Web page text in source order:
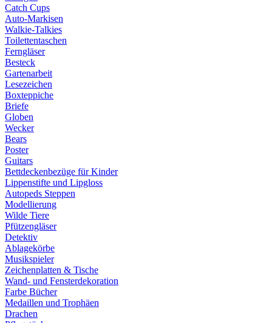
Catch Cups
Auto-Markisen
Walkie-Talkies
Toilettentaschen
Ferngläser
Besteck
Gartenarbeit
Lesezeichen
Boxteppiche
Briefe
Globen
Wecker
Bears
Poster
Guitars
Bettdeckenbezüge für Kinder
Lippenstifte und Lipgloss
Autopeds Steppen
Modellierung
Wilde Tiere
Pfützengläser
Detektiv
Ablagekörbe
Musikspieler
Zeichenplatten & Tische
Wand- und Fensterdekoration
Farbe Bücher
Medaillen und Trophäen
Drachen